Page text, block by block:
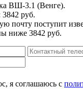
ВШ-3.1 (Венге).
3842 руб.
почту поступит
ниже 3842 руб.
я соглашаюсь с